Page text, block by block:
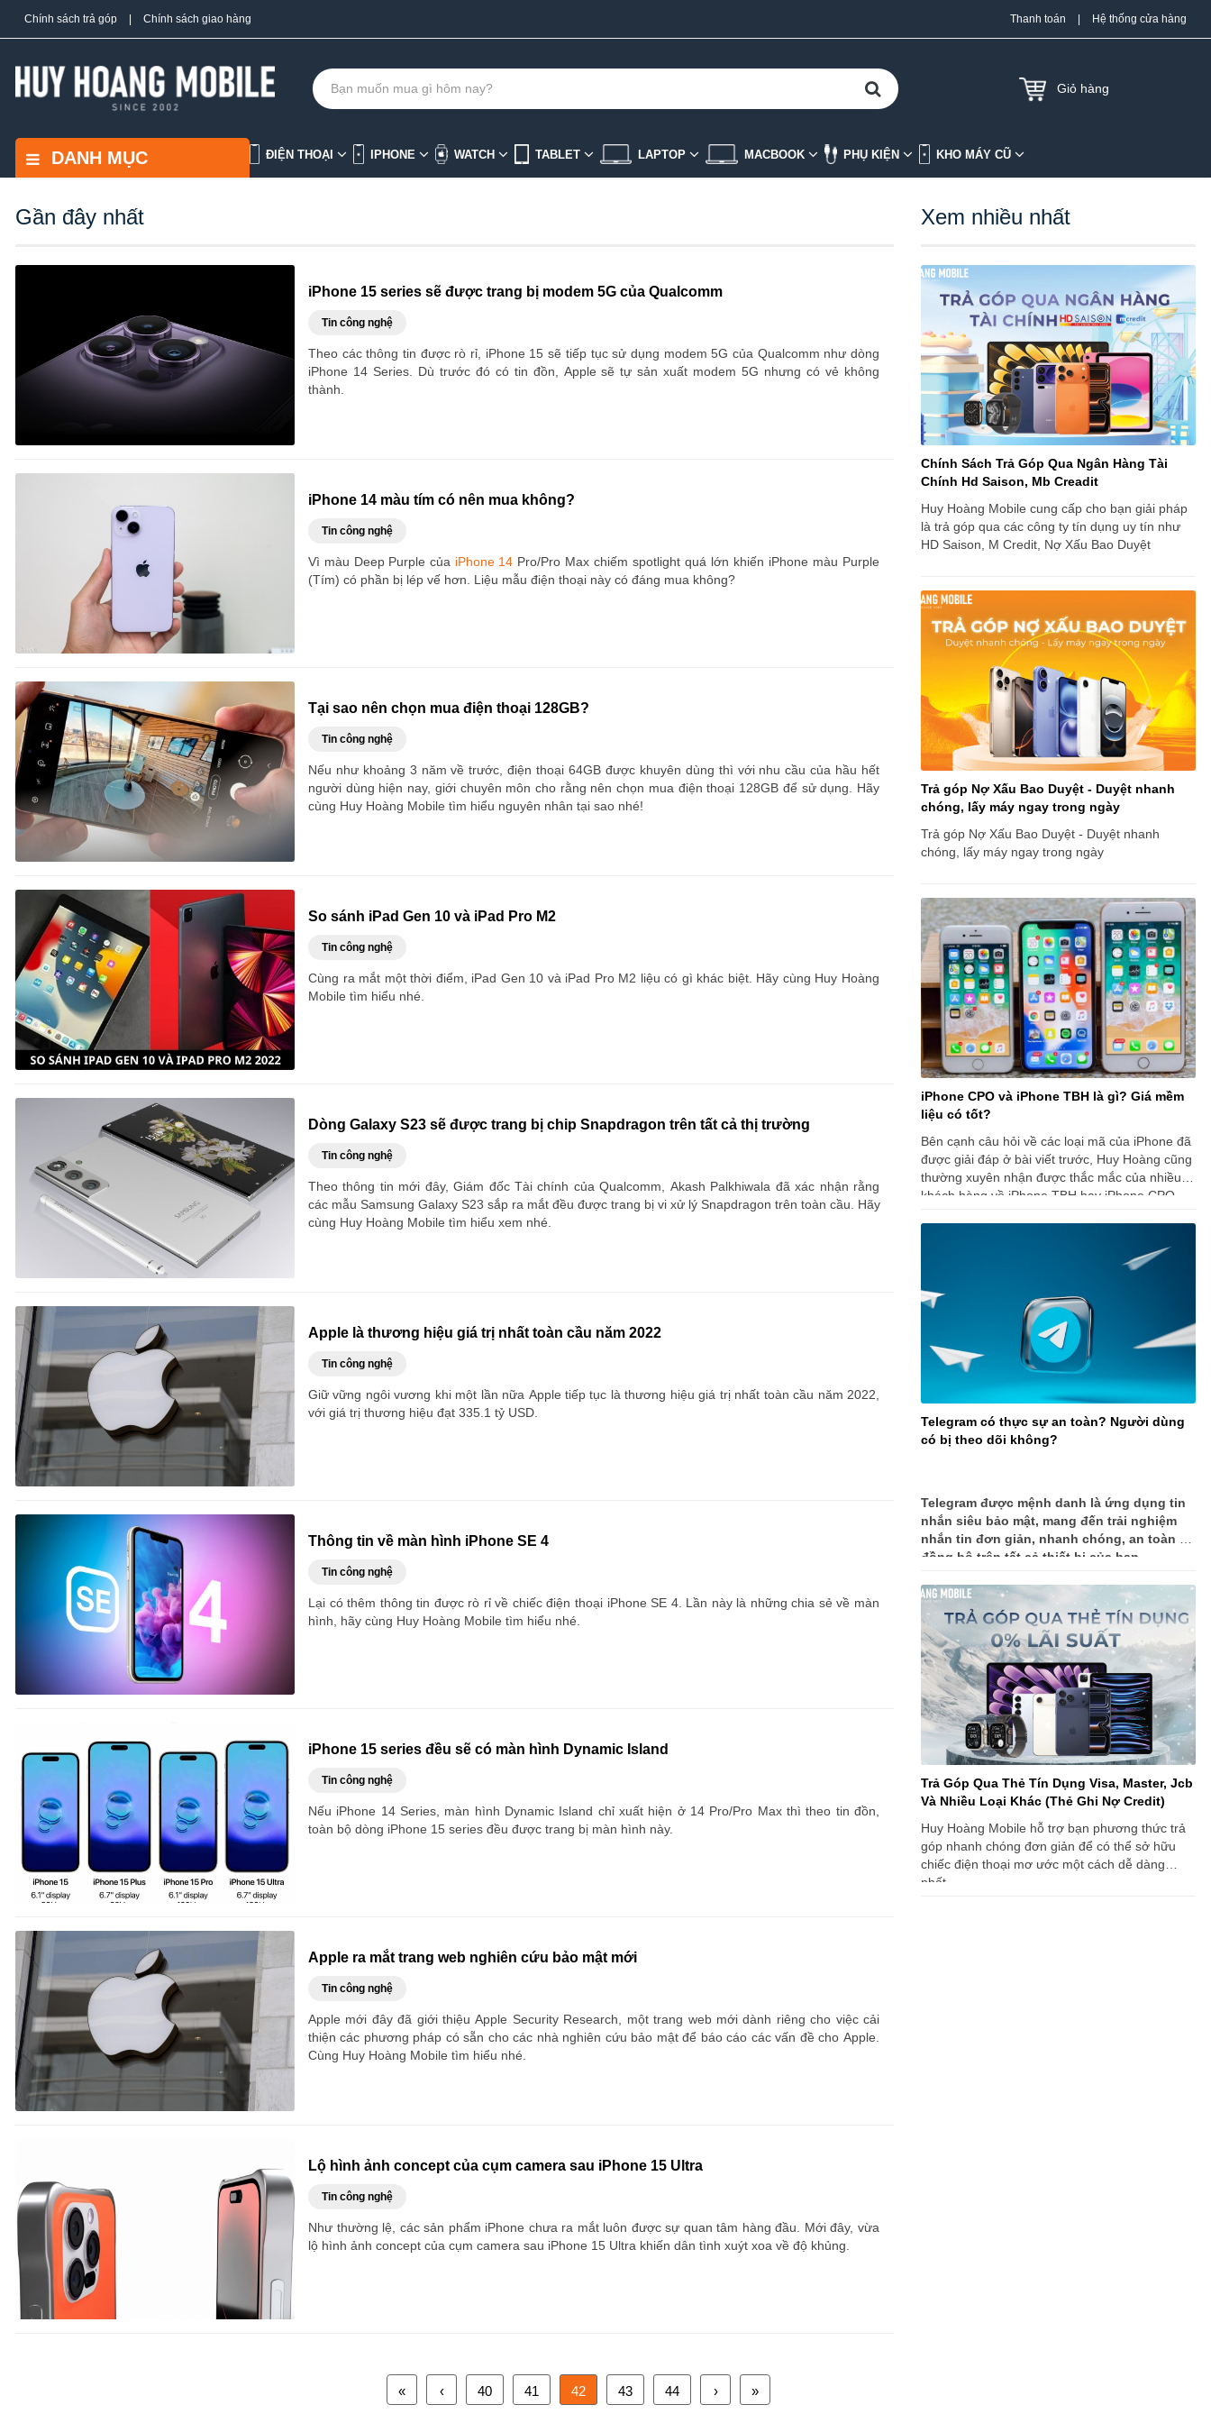
Chính sách trả góp Chính sách giao hàng Thanh toán Hệ thống cửa hàng
Giỏ hàng
DANH MỤC ĐIỆN THOẠI IPHONE WATCH TABLET LAPTOP MACBOOK PHỤ KIỆN KHO MÁY CŨ
Gần đây nhất
iPhone 15 series sẽ được trang bị modem 5G của Qualcomm
Tin công nghệ
Theo các thông tin được rò rỉ, iPhone 15 sẽ tiếp tục sử dụng modem 5G của Qualcomm như dòng
iPhone 14 Series. Dù trước đó có tin đồn, Apple sẽ tự sản xuất modem 5G nhưng có vẻ không
thành.
iPhone 14 màu tím có nên mua không?
Tin công nghệ
Vì màu Deep Purple của iPhone 14Pro/Pro Max chiếm spotlight quá lớn khiến iPhone màu Purple
(Tím) có phần bị lép vế hơn. Liệu mẫu điện thoại này có đáng mua không?
Tại sao nên chọn mua điện thoại 128GB?
Tin công nghệ
Nếu như khoảng 3 năm về trước, điện thoại 64GB được khuyên dùng thì với nhu cầu của hầu hết
người dùng hiện nay, giới chuyên môn cho rằng nên chọn mua điện thoại 128GB để sử dụng. Hãy
cùng Huy Hoàng Mobile tìm hiểu nguyên nhân tại sao nhé!
So sánh iPad Gen 10 và iPad Pro M2
Tin công nghệ
Cùng ra mắt một thời điểm, iPad Gen 10 và iPad Pro M2 liệu có gì khác biệt. Hãy cùng Huy Hoàng
Mobile tìm hiểu nhé.
Dòng Galaxy S23 sẽ được trang bị chip Snapdragon trên tất cả thị trường
Tin công nghệ
Theo thông tin mới đây, Giám đốc Tài chính của Qualcomm, Akash Palkhiwala đã xác nhận rằng
các mẫu Samsung Galaxy S23 sắp ra mắt đều được trang bị vi xử lý Snapdragon trên toàn cầu. Hãy
cùng Huy Hoàng Mobile tìm hiểu xem nhé.
Apple là thương hiệu giá trị nhất toàn cầu năm 2022
Tin công nghệ
Giữ vững ngôi vương khi một lần nữa Apple tiếp tục là thương hiệu giá trị nhất toàn cầu năm 2022,
với giá trị thương hiệu đạt 335.1 tỷ USD.
Thông tin về màn hình iPhone SE 4
Tin công nghệ
Lại có thêm thông tin được rò rỉ về chiếc điện thoại iPhone SE 4. Lần này là những chia sẻ về màn
hình, hãy cùng Huy Hoàng Mobile tìm hiểu nhé.
iPhone 15 series đều sẽ có màn hình Dynamic Island
Tin công nghệ
Nếu iPhone 14 Series, màn hình Dynamic Island chỉ xuất hiện ở 14 Pro/Pro Max thì theo tin đồn,
toàn bộ dòng iPhone 15 series đều được trang bị màn hình này.
Apple ra mắt trang web nghiên cứu bảo mật mới
Tin công nghệ
Apple mới đây đã giới thiệu Apple Security Research, một trang web mới dành riêng cho việc cải
thiện các phương pháp có sẵn cho các nhà nghiên cứu bảo mật để báo cáo các vấn đề cho Apple.
Cùng Huy Hoàng Mobile tìm hiểu nhé.
Lộ hình ảnh concept của cụm camera sau iPhone 15 Ultra
Tin công nghệ
Như thường lệ, các sản phẩm iPhone chưa ra mắt luôn được sự quan tâm hàng đầu. Mới đây, vừa
lộ hình ảnh concept của cụm camera sau iPhone 15 Ultra khiến dân tình xuýt xoa về độ khủng.
Xem nhiều nhất
Chính Sách Trả Góp Qua Ngân Hàng Tài
Chính Hd Saison, Mb Creadit
Huy Hoàng Mobile cung cấp cho bạn giải pháp
là trả góp qua các công ty tín dụng uy tín như
HD Saison, M Credit, Nợ Xấu Bao Duyệt
Trả góp Nợ Xấu Bao Duyệt - Duyệt nhanh
chóng, lấy máy ngay trong ngày
Trả góp Nợ Xấu Bao Duyệt - Duyệt nhanh
chóng, lấy máy ngay trong ngày
iPhone CPO và iPhone TBH là gì? Giá mềm
liệu có tốt?
Bên cạnh câu hỏi về các loại mã của iPhone đã
được giải đáp ở bài viết trước, Huy Hoàng cũng
thường xuyên nhận được thắc mắc của nhiều
khách hàng về iPhone TBH hay iPhone CPO.
Telegram có thực sự an toàn? Người dùng
có bị theo dõi không?
Telegram được mệnh danh là ứng dụng tin
nhắn siêu bảo mật, mang đến trải nghiệm
nhắn tin đơn giản, nhanh chóng, an toàn và
đồng bộ trên tất cả thiết bị của bạn.
Trả Góp Qua Thẻ Tín Dụng Visa, Master, Jcb
Và Nhiều Loại Khác (Thẻ Ghi Nợ Credit)
Huy Hoàng Mobile hỗ trợ bạn phương thức trả
góp nhanh chóng đơn giản để có thể sở hữu
chiếc điện thoại mơ ước một cách dễ dàng
nhất.
« ‹ 40 41 42 43 44 › »